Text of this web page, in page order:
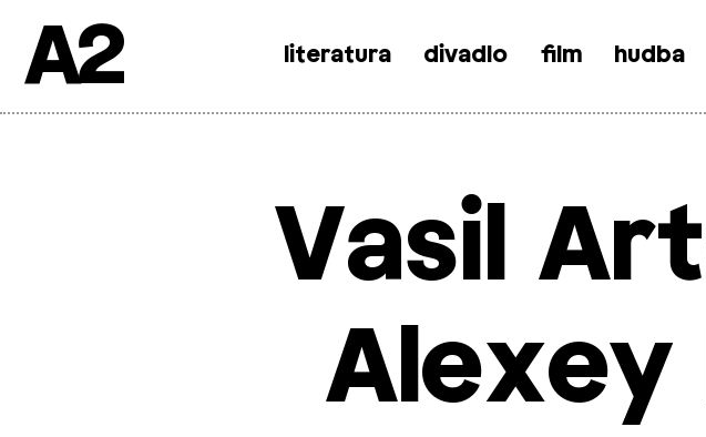
SkipA2 literatura divadlo film hudba
Vasil
Alexey